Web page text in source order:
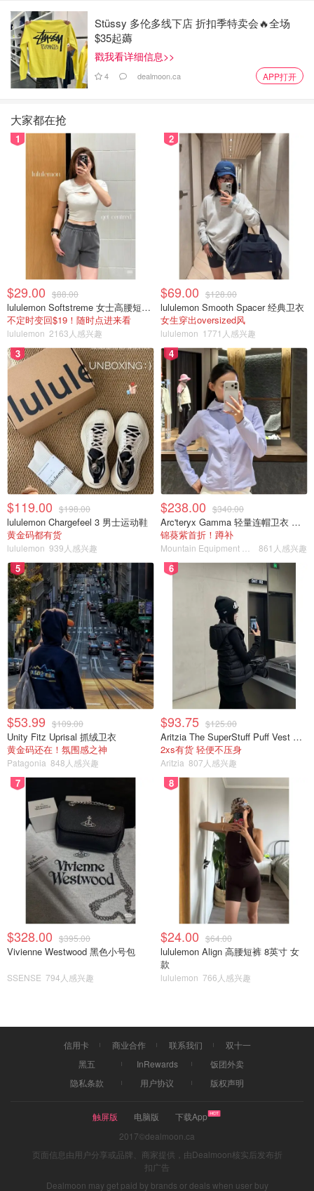
3. 功能多样
支腿有两种角度并且支持中柱倒置。最高153cm，官方说最
和角度都能胜任。
Stüssy 多伦多线下店 折扣季特卖会🔥全场
$35起薅
戳我看详细信息>>
4 dealmoon.ca APP打开
大家都在抢
1
$29.00 $88.00
lululemon Softstreme 女士高腰短裤 10cm
不定时变回$19！随时点进来看
lululemon 2163人感兴趣
2
$69.00 $128.00
lululemon Smooth Spacer 经典卫衣
女生穿出oversized风
lululemon 1771人感兴趣
3
$119.00 $198.00
lululemon Chargefeel 3 男士运动鞋
黄金码都有货
lululemon 939人感兴趣
4
$238.00 $340.00
Arc'teryx Gamma 轻量连帽卫衣 女款
锦葵紫首折！蹲补
861人感兴趣
5
$53.99 $109.00
Unity Fitz Uprisal 抓绒卫衣
黄金码还在！氛围感之神
Patagonia 848人感兴趣
6
$93.75 $125.00
Aritzia The SuperStuff Puff Vest 轻盈亮面马甲
2xs有货 轻便不压身
Aritzia 807人感兴趣
7
$328.00 $395.00
Vivienne Westwood 黑色小号包
SSENSE 794人感兴趣
8
$24.00 $64.00
lululemon Align 高腰短裤 8英寸 女
款
lululemon 766人感兴趣
信用卡 商业合作 联系我们
双十一
黑五
InRewards
饭团外卖
隐私条款
用户协议 版权声明
触屏版 电脑版
下载App
2017©dealmoon.ca
页面信息由用户分享或品牌、商家提供，由Dealmoon核实后发布折
扣广告
Dealmoon may get paid by brands or deals when user buy